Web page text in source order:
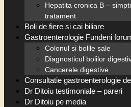
Hepatita cronica B –
tratament
Boli de fiere si cai biliare
Gastroenterologie Fundeni
Colonul si bolile sale
Diagnosticul bolilor
Cancerele digestive
Consultatie gastroenterologie
Dr Ditoiu testimoniale – pareri
Dr Ditoiu pe media